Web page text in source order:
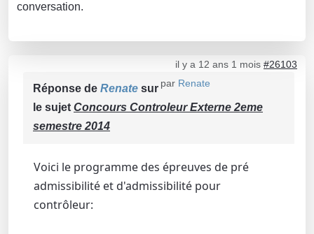
conversation.
il y a 12 ans 1 mois #26103
par Renate
Réponse de Renate sur
le sujet Concours Controleur Externe 2eme
semestre 2014
Voici le programme des épreuves de pré
admissibilité et d'admissibilité pour
contrôleur: